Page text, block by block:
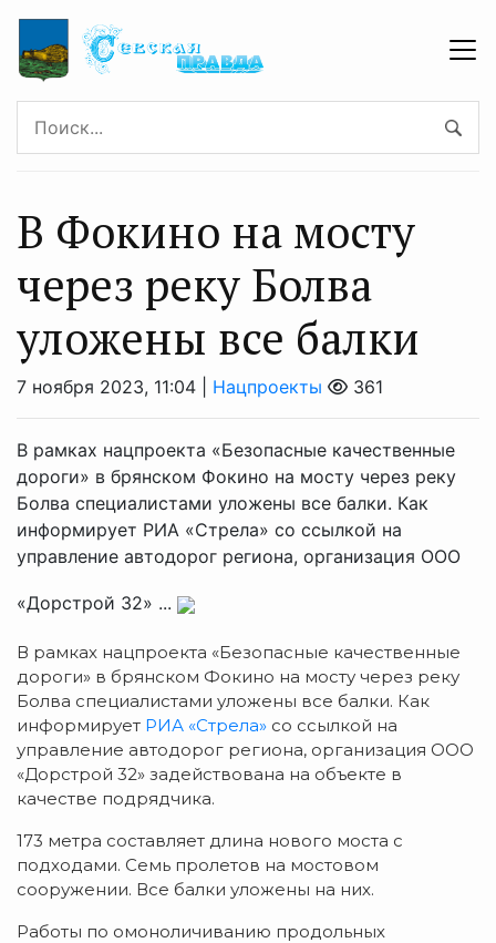
В Фокино на мосту
через реку Болва
уложены все балки
7 ноября 2023, 11:04 | Нацпроекты 361
В рамках нацпроекта «Безопасные качественные
дороги» в брянском Фокино на мосту через реку
Болва специалистами уложены все балки. Как
информирует РИА «Стрела» со ссылкой на
управление автодорог региона, организация ООО
«Дорстрой 32» ...
В рамках нацпроекта «Безопасные качественные
дороги» в брянском Фокино на мосту через реку
Болва специалистами уложены все балки. Как
информирует РИА «Стрела» со ссылкой на
управление автодорог региона, организация ООО
«Дорстрой 32» задействована на объекте в
качестве подрядчика.
173 метра составляет длина нового моста с
подходами. Семь пролетов на мостовом
сооружении. Все балки уложены на них.
Работы по омоноличиванию продольных